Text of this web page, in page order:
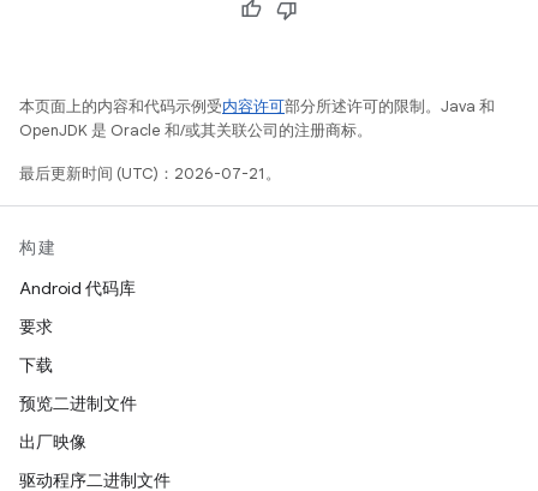
本页面上的内容和代码示例受内容许可部分所述许可的限制。Java 和
OpenJDK 是 Oracle 和/或其关联公司的注册商标。
最后更新时间 (UTC)：2026-07-21。
构建
Android 代码库
要求
下载
预览二进制文件
出厂映像
驱动程序二进制文件